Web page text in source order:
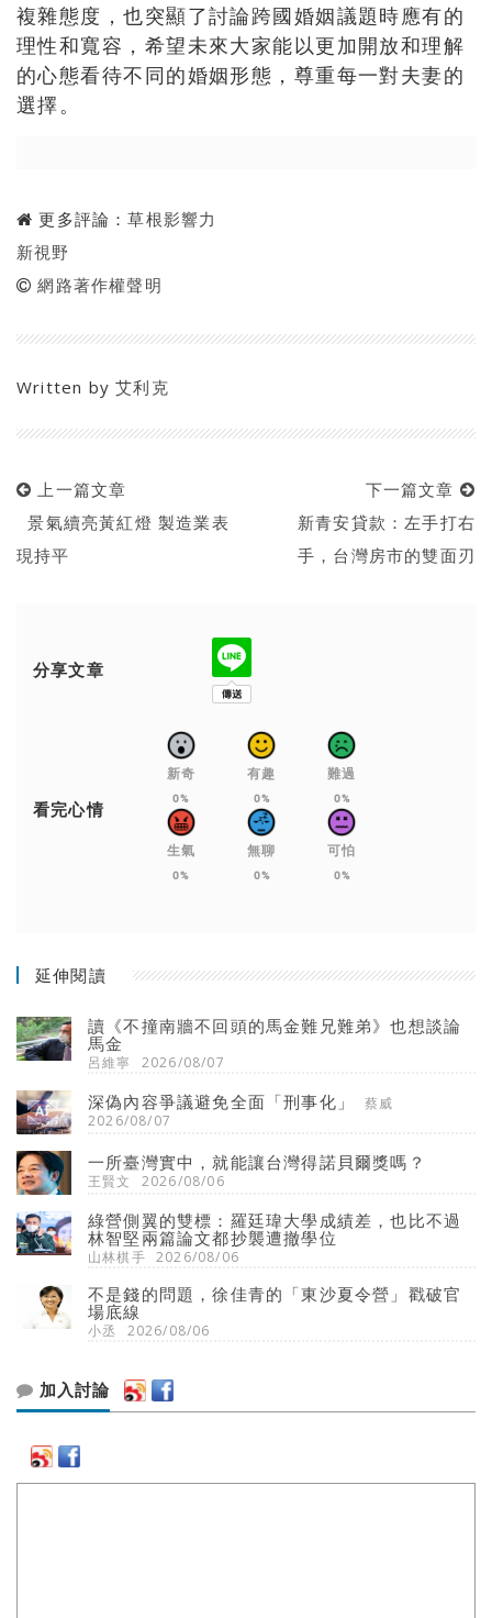
複雜態度，也突顯了討論跨國婚姻議題時應有的
理性和寬容，希望未來大家能以更加開放和理解
的心態看待不同的婚姻形態，尊重每一對夫妻的
選擇。
更多評論：草根影響力
新視野
網路著作權聲明
Written by艾利克
上一篇文章
景氣續亮黃紅燈 製造業表
現持平
下一篇文章
新青安貸款：左手打右
手，台灣房市的雙面刃
分享文章
看完心情
新奇
0%
有趣
0%
難過
0%
生氣
0%
無聊
0%
可怕
0%
延伸閱讀
讀《不撞南牆不回頭的馬金難兄難弟》也想談論
馬金
呂維寧 2026/08/07
深偽內容爭議避免全面「刑事化」
蔡威
2026/08/07
一所臺灣實中，就能讓台灣得諾貝爾獎嗎？
王賢文 2026/08/06
綠營側翼的雙標：羅廷瑋大學成績差，也比不過
林智堅兩篇論文都抄襲遭撤學位
山林棋手 2026/08/06
不是錢的問題，徐佳青的「東沙夏令營」戳破官
場底線
小丞 2026/08/06
加入討論